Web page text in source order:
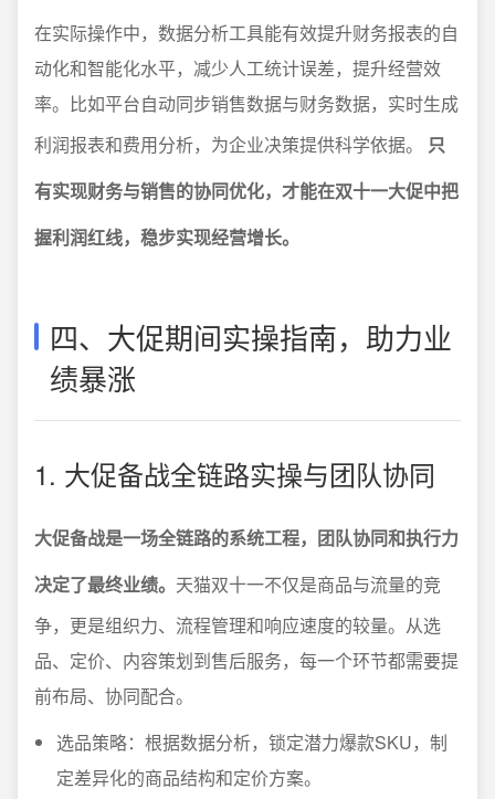
在实际操作中，数据分析工具能有效提升财务报表的自
动化和智能化水平，减少人工统计误差，提升经营效
率。比如平台自动同步销售数据与财务数据，实时生成
利润报表和费用分析，为企业决策提供科学依据。 只
有实现财务与销售的协同优化，才能在双十一大促中把
握利润红线，稳步实现经营增长。
四、大促期间实操指南，助力业
绩暴涨
1. 大促备战全链路实操与团队协同
大促备战是一场全链路的系统工程，团队协同和执行力
决定了最终业绩。 天猫双十一不仅是商品与流量的竞
争，更是组织力、流程管理和响应速度的较量。从选
品、定价、内容策划到售后服务，每一个环节都需要提
前布局、协同配合。
选品策略：根据数据分析，锁定潜力爆款SKU，制
定差异化的商品结构和定价方案。